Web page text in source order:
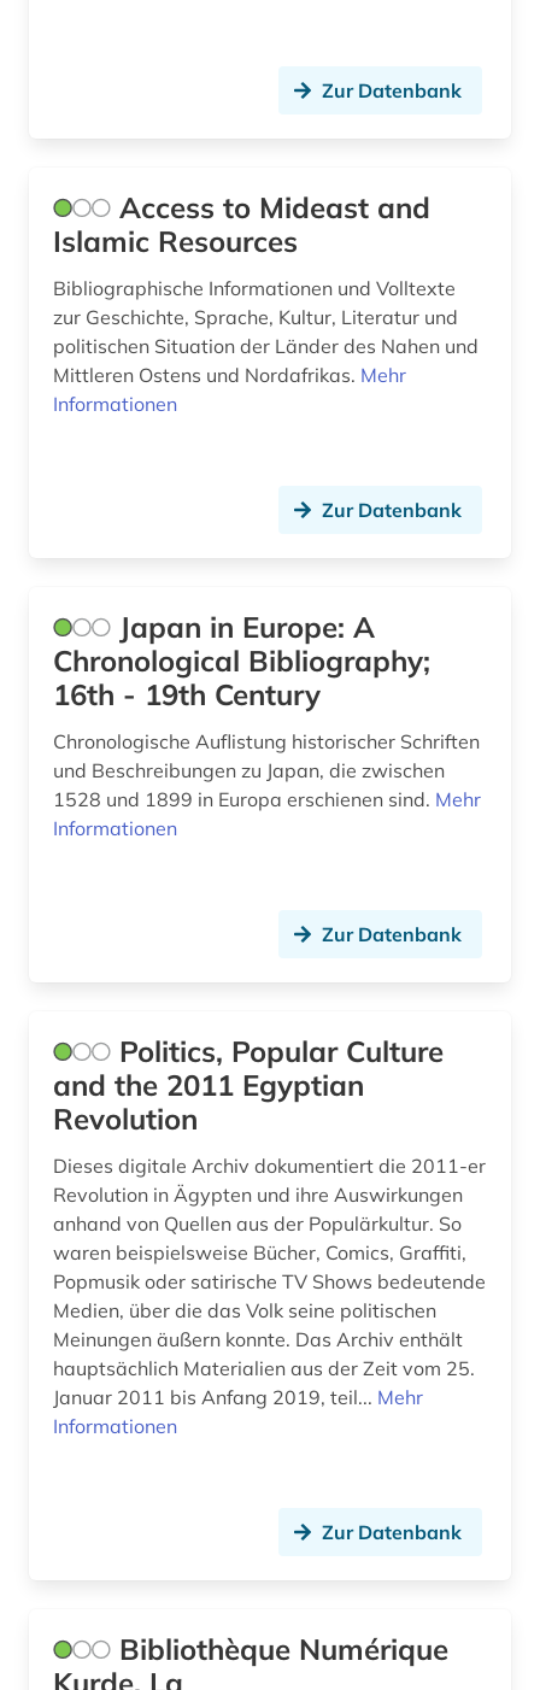
vorderer orient (1)
vorislamisch (1)
westasien (2)
witschaftswissenschaften (1)
zeitschrift (2)
zentralasien (8)
ägypten (4)
östliche philosophie (1)
Zur Datenbank
Access to Mideast and
Islamic Resources
Bibliographische Informationen und Volltexte
zur Geschichte, Sprache, Kultur, Literatur und
politischen Situation der Länder des Nahen und
Mittleren Ostens und Nordafrikas. Mehr
Informationen
Zur Datenbank
Japan in Europe: A
Chronological Bibliography;
16th - 19th Century
Chronologische Auflistung historischer Schriften
und Beschreibungen zu Japan, die zwischen
1528 und 1899 in Europa erschienen sind. Mehr
Informationen
Zur Datenbank
Politics, Popular Culture
and the 2011 Egyptian
Revolution
Dieses digitale Archiv dokumentiert die 2011-er
Revolution in Ägypten und ihre Auswirkungen
anhand von Quellen aus der Populärkultur. So
waren beispielsweise Bücher, Comics, Graffiti,
Popmusik oder satirische TV Shows bedeutende
Medien, über die das Volk seine politischen
Meinungen äußern konnte. Das Archiv enthält
hauptsächlich Materialien aus der Zeit vom 25.
Januar 2011 bis Anfang 2019, teil... Mehr
Informationen
Zur Datenbank
Bibliothèque Numérique